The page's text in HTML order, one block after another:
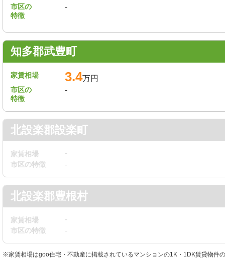
市区の
特徴
-
知多郡武豊町
家賃相場 3.4万円
市区の
特徴
-
北設楽郡設楽町
家賃相場 -
市区の特徴 -
北設楽郡豊根村
家賃相場 -
市区の特徴 -
※家賃相場はgoo住宅・不動産に掲載されているマンションの1K・1DK賃貸物件